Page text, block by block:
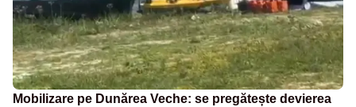
Mobilizare pe Dunărea Veche: se pregătește devierea